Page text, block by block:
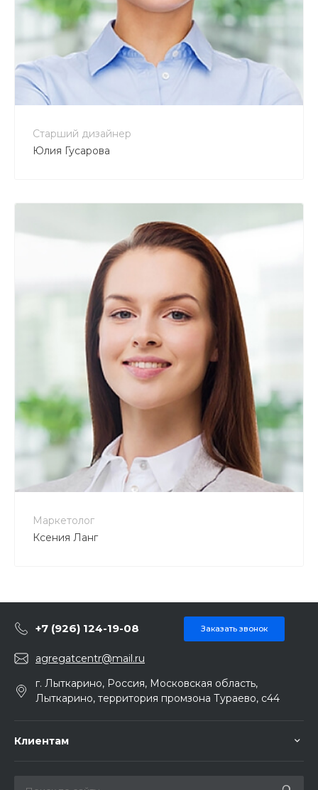
Старший дизайнер
Юлия Гусарова
Маркетолог
Ксения Ланг
+7 (926) 124-19-08 Заказать звонок
agregatcentr@mail.ru
г. Лыткарино, Россия, Московская область,
Лыткарино, территория промзона Тураево, с44
Клиентам